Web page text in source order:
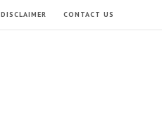
DISCLAIMER CONTACT US